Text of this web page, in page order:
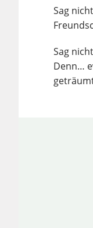
Sag
Sag
Denn…